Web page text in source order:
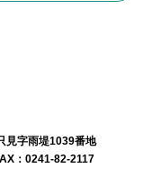
見字雨堤1039番地
：0241-82-2117